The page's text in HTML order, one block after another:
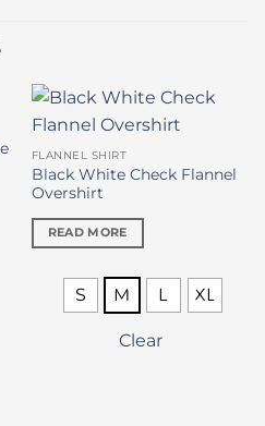
FLANNEL SHIRT
Black White Check Flannel
Overshirt
READ MORE
S M L XL
Clear